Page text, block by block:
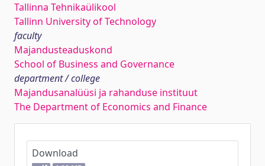
Tallinna Tehnikaülikool
Tallinn University of Technology
faculty
Majandusteaduskond
School of Business and Governance
department / college
Majandusanalüüsi ja rahanduse instituut
The Department of Economics and Finance
Download